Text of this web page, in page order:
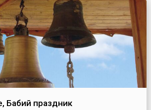
Бабий праздник